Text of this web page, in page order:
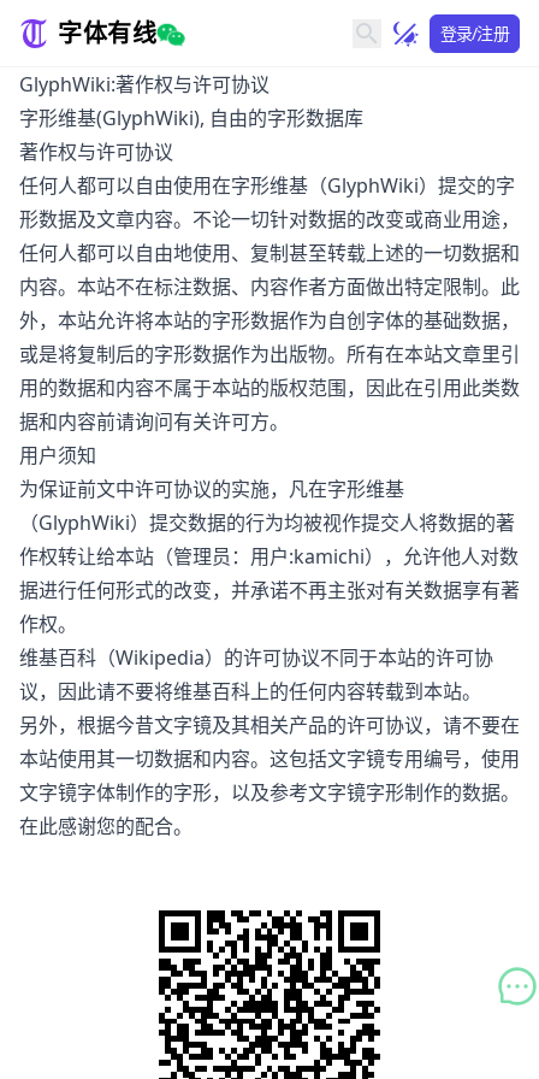
字体有线 登录/注册
GlyphWiki:著作权与许可协议
字形维基(GlyphWiki), 自由的字形数据库
著作权与许可协议
任何人都可以自由使用在字形维基（GlyphWiki）提交的字
形数据及文章内容。不论一切针对数据的改变或商业用途，
任何人都可以自由地使用、复制甚至转载上述的一切数据和
内容。本站不在标注数据、内容作者方面做出特定限制。此
外，本站允许将本站的字形数据作为自创字体的基础数据，
或是将复制后的字形数据作为出版物。所有在本站文章里引
用的数据和内容不属于本站的版权范围，因此在引用此类数
据和内容前请询问有关许可方。
用户须知
为保证前文中许可协议的实施，凡在字形维基
（GlyphWiki）提交数据的行为均被视作提交人将数据的著
作权转让给本站（管理员：用户:kamichi），允许他人对数
据进行任何形式的改变，并承诺不再主张对有关数据享有著
作权。
维基百科（Wikipedia）的许可协议不同于本站的许可协
议，因此请不要将维基百科上的任何内容转载到本站。
另外，根据今昔文字镜及其相关产品的许可协议，请不要在
本站使用其一切数据和内容。这包括文字镜专用编号，使用
文字镜字体制作的字形，以及参考文字镜字形制作的数据。
在此感谢您的配合。